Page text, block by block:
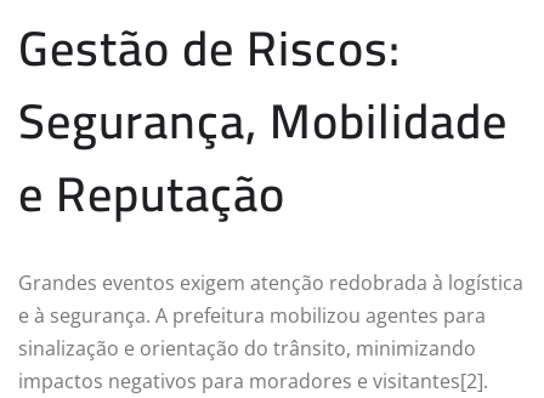
Gestão de Riscos:
Segurança, Mobilidade
e Reputação
Grandes eventos exigem atenção redobrada à logística
e à segurança. A prefeitura mobilizou agentes para
sinalização e orientação do trânsito, minimizando
impactos negativos para moradores e visitantes[2].